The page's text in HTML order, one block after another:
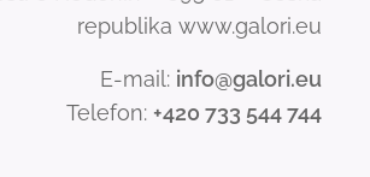
republika www.galori.eu
E-mail: info@galori.eu
Telefon: +420 733 544 744